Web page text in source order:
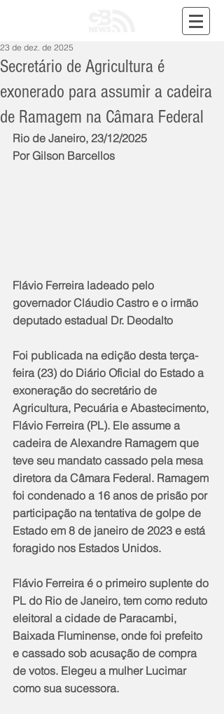
Secretário de Agricultura é
exonerado para assumir a cadeira
de Ramagem na Câmara Federal
23 de dez. de 2025
Rio de Janeiro, 23/12/2025
Por Gilson Barcellos
Flávio Ferreira ladeado pelo
governador Cláudio Castro e o irmão
deputado estadual Dr. Deodalto
Foi publicada na edição desta terça-
feira (23) do Diário Oficial do Estado a
exoneração do secretário de
Agricultura, Pecuária e Abastecimento,
Flávio Ferreira (PL). Ele assume a
cadeira de Alexandre Ramagem que
teve seu mandato cassado pela mesa
diretora da Câmara Federal. Ramagem
foi condenado a 16 anos de prisão por
participação na tentativa de golpe de
Estado em 8 de janeiro de 2023 e está
foragido nos Estados Unidos.
Flávio Ferreira é o primeiro suplente do
PL do Rio de Janeiro, tem como reduto
eleitoral a cidade de Paracambi,
Baixada Fluminense, onde foi prefeito
e cassado sob acusação de compra
de votos. Elegeu a mulher Lucimar
como sua sucessora.